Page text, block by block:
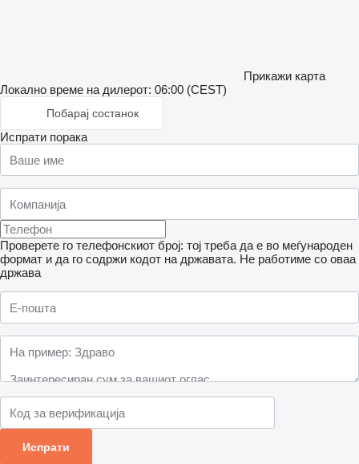
Прикажи карта
Локално време на дилерот: 06:00 (CEST)
Побарај состанок
Испрати порака
Проверете го телефонскиот број: тој треба да е во меѓународен
формат и да го содржи кодот на државата. Не работиме со оваа
држава